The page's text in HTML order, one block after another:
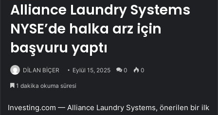
Alliance Laundry Systems
NYSE’de halka arz için
başvuru yaptı
DİLAN BİÇER Eylül 15, 2025 0 0
1 dakika okuma süresi
Investing.com — Alliance Laundry Systems, önerilen bir ilk